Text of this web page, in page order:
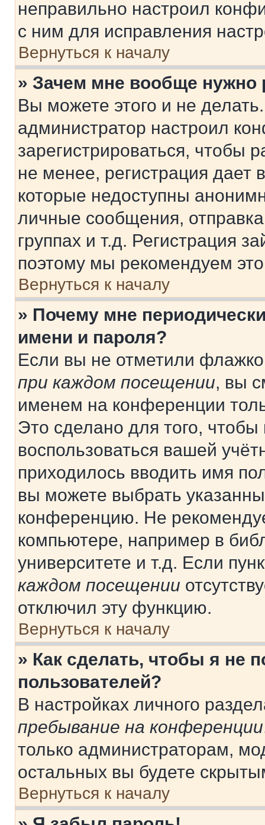
неправильно настроил
с ним для исправления
Вернуться к началу
» Зачем мне вообще нужно
Вы можете этого и не
администратор настроил
зарегистрироваться, чтобы
не менее, регистрация
которые недоступны
личные сообщения,
группах и т.д. Регистрация
поэтому мы рекомендуем
Вернуться к началу
» Почему мне
имени и пароля?
Если вы не отметили
при каждом посещении, вы
именем на конференции
Это сделано для того, чтобы
воспользоваться вашей
приходилось вводить имя
вы можете выбрать
конференцию. Не
компьютере, например в
университете и т.д. Если
каждом посещении
отключил эту функцию.
Вернуться к началу
» Как сделать, чтобы я не
пользователей?
В настройках личного
пребывание на конференции
только администраторам,
остальных вы будете
Вернуться к началу